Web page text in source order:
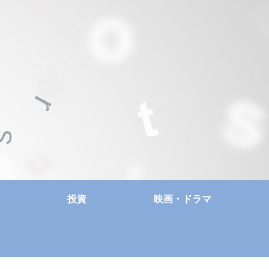
投資 映画・ドラマ